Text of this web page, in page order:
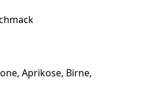
Aprikose, Birne,